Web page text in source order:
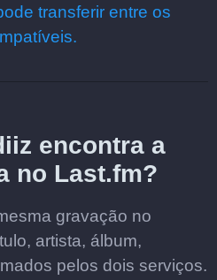
transferir entre os
encontra a
no Last.fm?
gravação no
artista, álbum,
pelos dois serviços.